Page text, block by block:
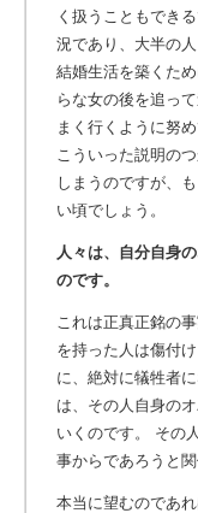
く扱うこともでき
況であり、大半の
結婚生活を築くた
らな女の後を追っ
まく行くように努
こういった説明の
しまうのですが、
い頃でしょう。
人々は、自分自身
のです。
これは正真正銘の
を持った人は傷付
に、絶対に犠牲者
は、その人自身の
いくのです。 その
事からであろうと
本当に望むのであ